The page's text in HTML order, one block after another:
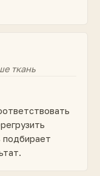
ткань
подбирает